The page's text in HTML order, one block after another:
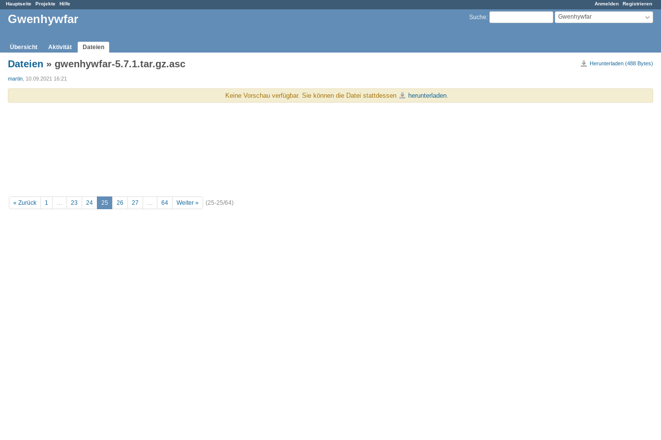
Anmelden Registrieren
Hauptseite Projekte Hilfe
Suche: Gwenhywfar
Gwenhywfar
Übersicht Aktivität Dateien
Herunterladen (488 Bytes)
Dateien » gwenhywfar-5.7.1.tar.gz.asc
martin , 10.09.2021 16:21
Keine Vorschau verfügbar. Sie können die Datei stattdessen herunterladen.
« Zurück 1 … 23 24 25 26 27 … 64 Weiter » (25-25/64)